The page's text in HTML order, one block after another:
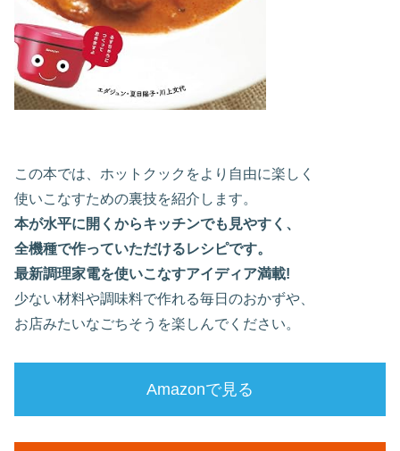
この本では、ホットクックをより自由に楽しく
使いこなすための裏技を紹介します。
本が水平に開くからキッチンでも見やすく、
全機種で作っていただけるレシピです。
最新調理家電を使いこなすアイディア満載!
少ない材料や調味料で作れる毎日のおかずや、
お店みたいなごちそうを楽しんでください。
Amazonで見る